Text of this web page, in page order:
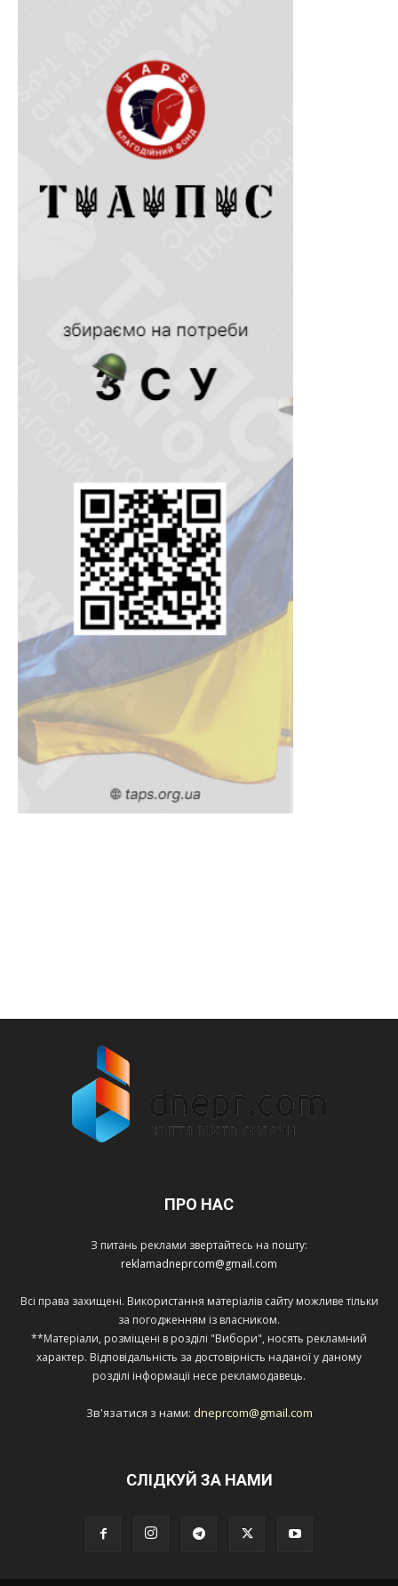
ПРО НАС
З питань реклами звертайтесь на пошту:
reklamadneprcom@gmail.com
Всі права захищені. Використання матеріалів сайту можливе тільки
за погодженням із власником.
**Матеріали, розміщені в розділі "Вибори", носять рекламний
характер. Відповідальність за достовірність наданої у даному
розділі інформації несе рекламодавець.
Зв'язатися з нами: dneprcom@gmail.com
СЛІДКУЙ ЗА НАМИ